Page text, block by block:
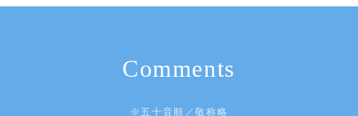
Comments
※五十音順／敬称略